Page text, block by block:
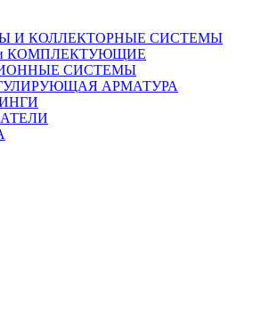
И КОЛЛЕКТОРНЫЕ СИСТЕМЫ
КОМПЛЕКТУЮЩИЕ
СИСТЕМЫ
АРМАТУРА